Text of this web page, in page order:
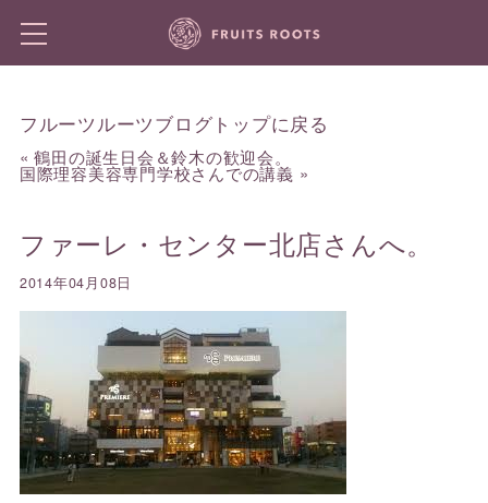
フルーツルーツブログトップに戻る
«鶴田の誕生日会＆鈴木の歓迎会。
国際理容美容専門学校さんでの講義 »
ファーレ・センター北店さんへ。
2014年04月08日